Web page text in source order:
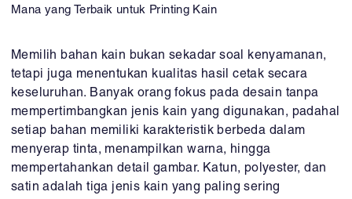
Mana yang Terbaik untuk Printing Kain
Memilih bahan kain bukan sekadar soal kenyamanan,
tetapi juga menentukan kualitas hasil cetak secara
keseluruhan. Banyak orang fokus pada desain tanpa
mempertimbangkan jenis kain yang digunakan, padahal
setiap bahan memiliki karakteristik berbeda dalam
menyerap tinta, menampilkan warna, hingga
mempertahankan detail gambar. Katun, polyester, dan
satin adalah tiga jenis kain yang paling sering